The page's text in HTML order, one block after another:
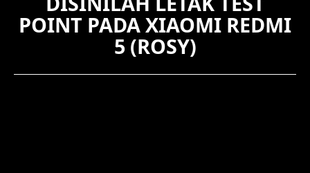
POINT PADA XIAOMI REDMI
5 (ROSY)